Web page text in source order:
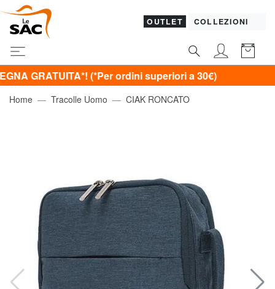
OUTLET COLLEZIONI
(*Per ordini superiori a 30€)
Home Tracolle Uomo CIAK RONCATO